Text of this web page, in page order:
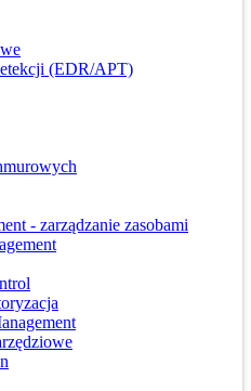
(EDR/APT)
- zarządzanie zasobami